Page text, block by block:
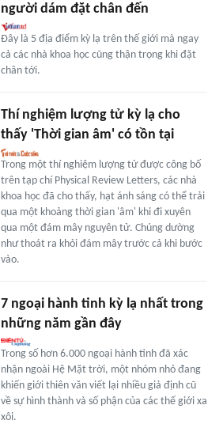
người dám đặt chân đến
Đây là 5 địa điểm kỳ lạ trên thế giới mà ngay
cả các nhà khoa học cũng thận trọng khi đặt
chân tới.
Thí nghiệm lượng tử kỳ lạ cho
thấy 'Thời gian âm' có tồn tại
Trong một thí nghiệm lượng tử được công bố
trên tạp chí Physical Review Letters, các nhà
khoa học đã cho thấy, hạt ánh sáng có thể trải
qua một khoảng thời gian 'âm' khi đi xuyên
qua một đám mây nguyên tử. Chúng dường
như thoát ra khỏi đám mây trước cả khi bước
vào.
7 ngoại hành tinh kỳ lạ nhất trong
những năm gần đây
Trong số hơn 6.000 ngoại hành tinh đã xác
nhận ngoài Hệ Mặt trời, một nhóm nhỏ đang
khiến giới thiên văn viết lại nhiều giả định cũ
về sự hình thành và số phận của các thế giới xa
xôi.